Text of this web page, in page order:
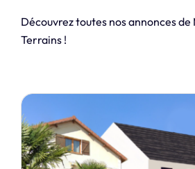
Découvrez toutes nos annonces de
Terrains !